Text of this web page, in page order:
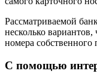
Рассматриваемой
несколько
номера собственного
С помощью